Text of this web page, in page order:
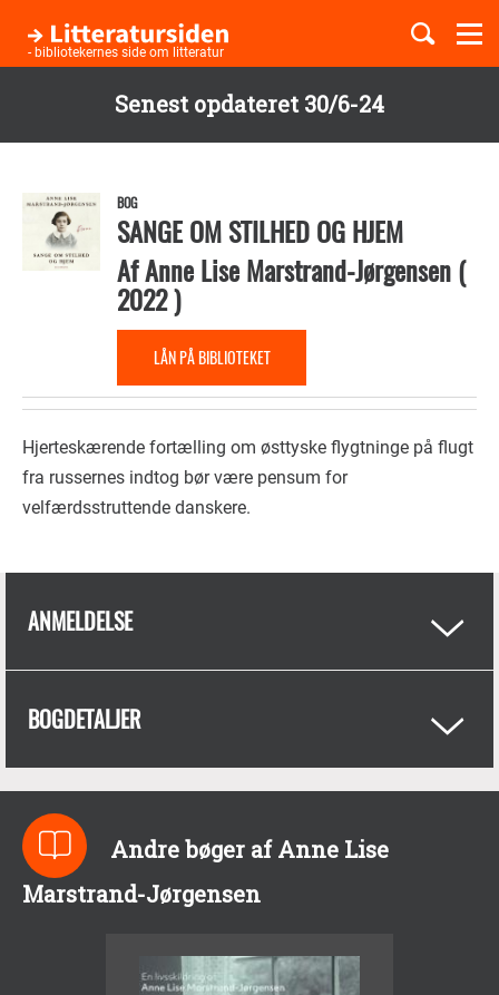
Senest opdateret 30/6-24
hovedindhold
- bibliotekernes side om litteratur
Børnebøger
Temaer
BOG
SANGE OM STILHED OG HJEM
AfAnne Lise Marstrand-Jørgensen(
2022)
LÅN PÅ BIBLIOTEKET
Hjerteskærende fortælling om østtyske flygtninge på flugt
fra russernes indtog bør være pensum for
velfærdsstruttende danskere.
ANMELDELSE
BOGDETALJER
Andre bøger af Anne Lise
Marstrand-Jørgensen